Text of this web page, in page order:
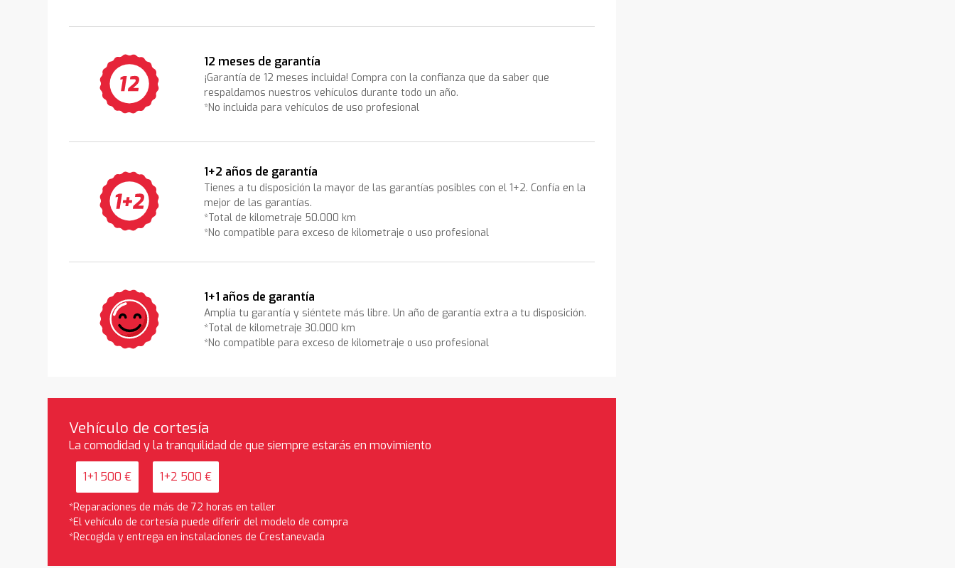
12 meses de garantía
¡Garantía de 12 meses incluida! Compra con la confianza que da saber que
respaldamos nuestros vehículos durante todo un año.
*No incluida para vehículos de uso profesional
1+2 años de garantía
Tienes a tu disposición la mayor de las garantías posibles con el 1+2. Confía en la
mejor de las garantías.
*Total de kilometraje 50.000 km
*No compatible para exceso de kilometraje o uso profesional
1+1 años de garantía
Amplía tu garantía y siéntete más libre. Un año de garantía extra a tu disposición.
*Total de kilometraje 30.000 km
*No compatible para exceso de kilometraje o uso profesional
Vehículo de cortesía
La comodidad y la tranquilidad de que siempre estarás en movimiento
1+1 500 € 1+2 500 €
*Reparaciones de más de 72 horas en taller
*El vehículo de cortesía puede diferir del modelo de compra
*Recogida y entrega en instalaciones de Crestanevada